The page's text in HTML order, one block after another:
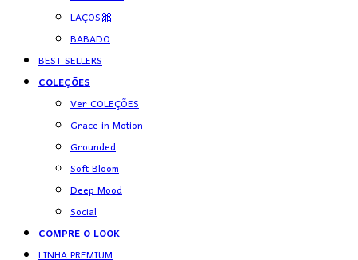
LAÇOS🎀
BABADO
BEST SELLERS
COLEÇÕES
Ver COLEÇÕES
Grace in Motion
Grounded
Soft Bloom
Deep Mood
Social
COMPRE O LOOK
LINHA PREMIUM